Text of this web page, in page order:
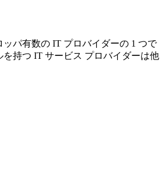
パ有数の IT プロバイダーの 1 つで
持つ IT サービス プロバイダーは他